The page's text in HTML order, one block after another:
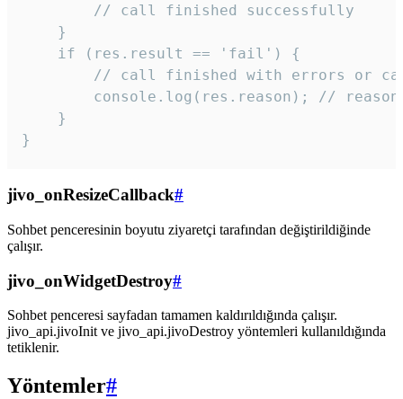
        // call finished successfully
    }
    if (res.result == 'fail') {
// call finished with errors or
console.log(res.reason); //
    }
}
jivo_onResizeCallback#
Sohbet penceresinin boyutu ziyaretçi tarafından değiştirildiğinde
çalışır.
jivo_onWidgetDestroy#
Sohbet penceresi sayfadan tamamen kaldırıldığında çalışır.
jivo_api.jivoInit ve jivo_api.jivoDestroy yöntemleri kullanıldığında
tetiklenir.
Yöntemler#